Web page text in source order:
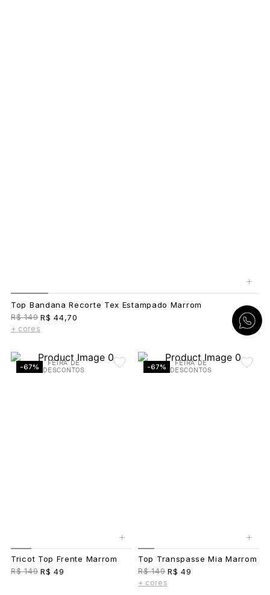
+
Top Bandana Recorte Tex Estampado Marrom
R$ 149 R$ 44,70
+ cores
-67%
FEIRA DE
DESCONTOS
+
Tricot Top Frente Marrom
R$ 149 R$ 49
-67%
FEIRA DE
DESCONTOS
+
Top Transpasse Mia Marrom
R$ 149 R$ 49
+ cores